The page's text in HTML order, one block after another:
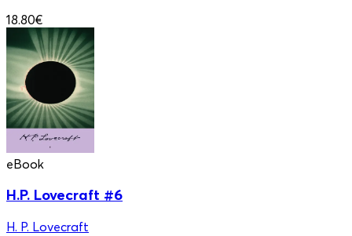
18.80€
eBook
H.P. Lovecraft #6
H. P. Lovecraft